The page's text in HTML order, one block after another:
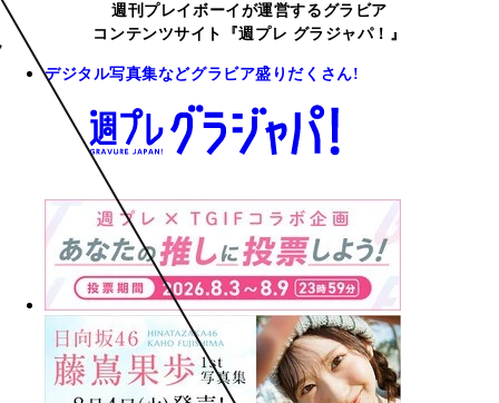
週刊プレイボーイが運営するグラビア
コンテンツサイト『週プレ グラジャパ！』
デジタル写真集などグラビア盛りだくさん!